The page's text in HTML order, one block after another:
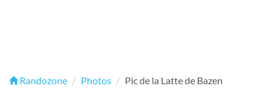
Randozone Photos Pic de la Latte de Bazen